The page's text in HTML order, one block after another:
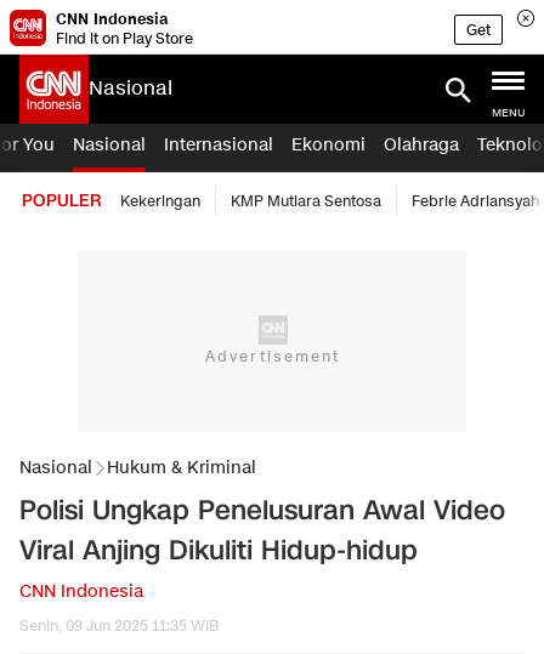
CNN Indonesia
Find it on Play Store
Get
Nasional
MENU
You Nasional Internasional Ekonomi Olahraga
POPULER Kekeringan KMP Mutiara Sentosa Febrie Adriansyah
Nasional Hukum & Kriminal
Polisi Ungkap Penelusuran Awal Video
Viral Anjing Dikuliti Hidup-hidup
CNN Indonesia
Senin, 09 Jun 2025 11:35 WIB